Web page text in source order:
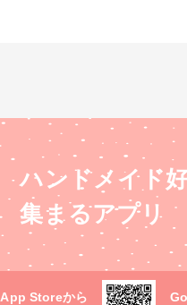
ハンドメイド
集まるアプリ
App Storeから